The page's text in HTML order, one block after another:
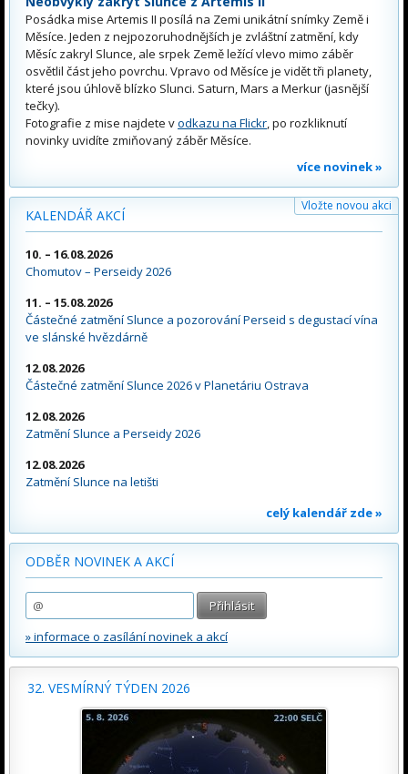
Posádka mise Artemis II posílá na Zemi unikátní snímky Země i
Měsíce. Jeden z nejpozoruhodnějších je zvláštní zatmění, kdy
Měsíc zakryl Slunce, ale srpek Země ležící vlevo mimo záběr
osvětlil část jeho povrchu. Vpravo od Měsíce je vidět tři planety,
které jsou úhlově blízko Slunci. Saturn, Mars a Merkur (jasnější
tečky).
Fotografie z mise najdete vodkazu na Flickr , po rozkliknutí
novinky uvidíte zmiňovaný záběr Měsíce.
více novinek »
KALENDÁŘ AKCÍ
Vložte novou akci
10. – 16.08.2026
Chomutov – Perseidy 2026
11. – 15.08.2026
Částečné zatmění Slunce a pozorování Perseid s degustací vína
ve slánské hvězdárně
12.08.2026
Částečné zatmění Slunce 2026 v Planetáriu Ostrava
12.08.2026
Zatmění Slunce a Perseidy 2026
12.08.2026
Zatmění Slunce na letišti
celý kalendář zde »
ODBĚR NOVINEK A AKCÍ
» informace o zasílání novinek a akcí
32. VESMÍRNÝ TÝDEN 2026